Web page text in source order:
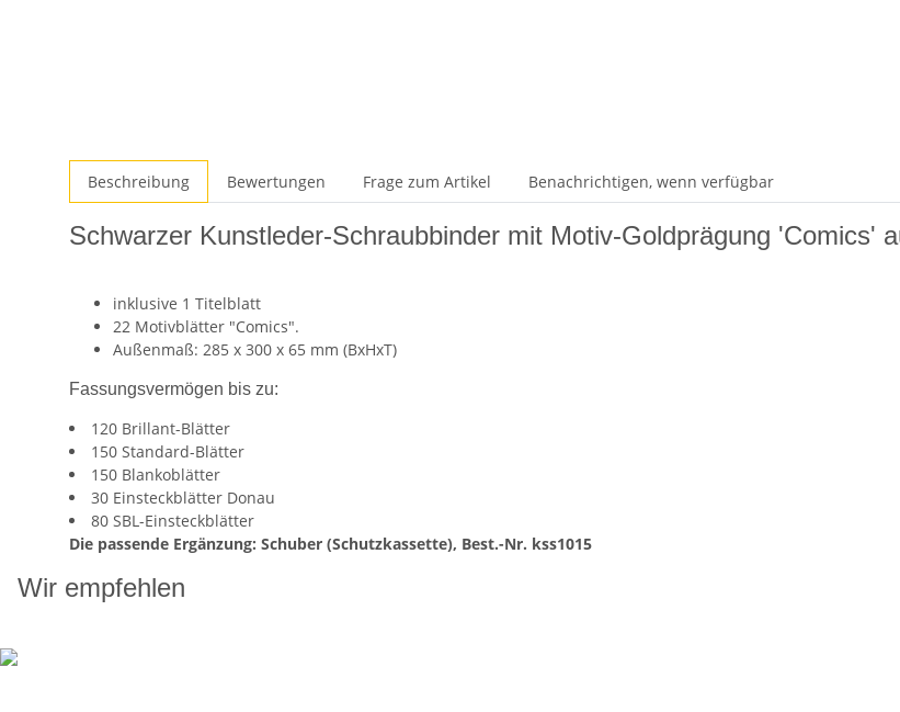
Beschreibung Bewertungen Frage zum Artikel Benachrichtigen, wenn verfügbar
Schwarzer Kunstleder-Schraubbinder mit Motiv-Goldprägung 'Comics'
inklusive 1 Titelblatt
22 Motivblätter "Comics".
Außenmaß: 285 x 300 x 65 mm (BxHxT)
Fassungsvermögen bis zu:
120 Brillant-Blätter
150 Standard-Blätter
150 Blankoblätter
30 Einsteckblätter Donau
80 SBL-Einsteckblätter
Die passende Ergänzung: Schuber (Schutzkassette), Best.-Nr. kss1015
Wir empfehlen